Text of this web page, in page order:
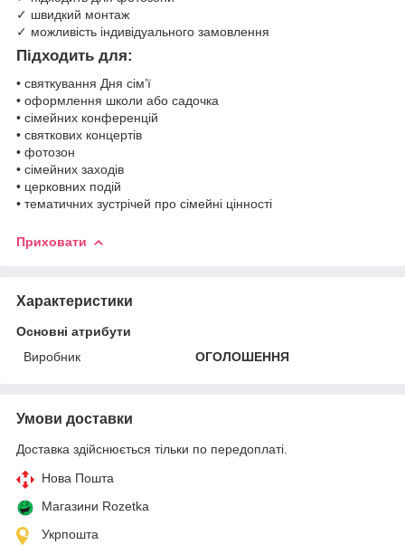
✓ швидкий монтаж
✓ можливість індивідуального замовлення
Підходить для:
• святкування Дня сім’ї
• оформлення школи або садочка
• сімейних конференцій
• святкових концертів
• фотозон
• сімейних заходів
• церковних подій
• тематичних зустрічей про сімейні цінності
Приховати
Характеристики
Основні атрибути
Виробник
ОГОЛОШЕННЯ
Умови доставки
Доставка здійснюється тільки по передоплаті.
Нова Пошта
Магазини Rozetka
Укрпошта